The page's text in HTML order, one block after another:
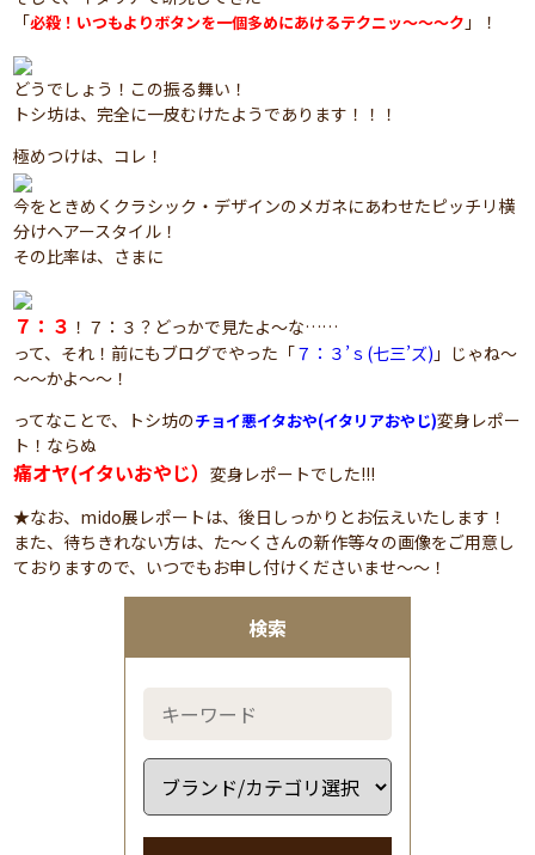
検索
「必殺！いつもよりボタンを一個多めにあけるテクニッ～～～ク 」！
どうでしょう！この振る舞い！
トシ坊は、完全に一皮むけたようであります！！！
極めつけは、コレ！
今をときめくクラシック・デザインのメガネにあわせたピッチリ横
分けヘアースタイル！
その比率は、さまに
７：３ ！７：３？どっかで見たよ～な……
って、それ！前にもブログでやった「７：３’ｓ(七三’ズ) 」じゃね～
～～かよ～～！
ってなことで、トシ坊のチョイ悪イタおや(イタリアおやじ)変身レポー
ト！ならぬ
痛オヤ(イタいおやじ）変身レポートでした!!!
★なお、mido展レポートは、後日しっかりとお伝えいたします！
また、待ちきれない方は、た～くさんの新作等々の画像をご用意し
ておりますので、いつでもお申し付けくださいませ～～！